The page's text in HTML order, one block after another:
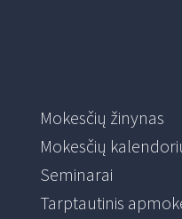
Mokesčių žinynas
Mokesčių
Seminarai
Tarptautinis